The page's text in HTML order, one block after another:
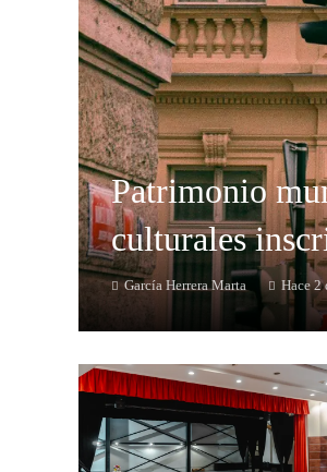
Patrimonio
culturales
García Herrera Marta Hace 2